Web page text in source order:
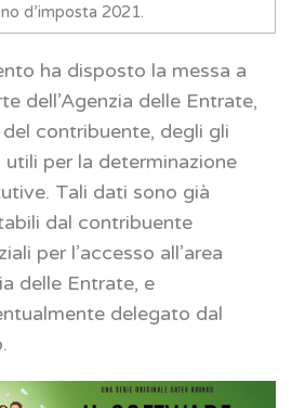
d’imposta 2021.
ha disposto la messa a
dell’Agenzia delle Entrate,
contribuente, degli gli
per la determinazione
Tali dati sono già
dal contribuente
per l’accesso all’area
delle Entrate, e
delegato dal